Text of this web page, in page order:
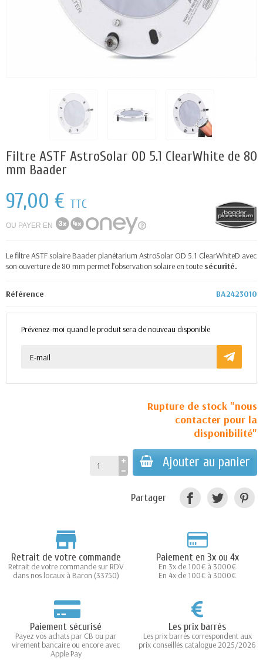
Filtre ASTF AstroSolar OD 5.1 ClearWhite de 80
mm Baader
97,00 € TTC
OU PAYER EN
Le filtre ASTF solaire Baader planétarium AstroSolar OD 5.1 ClearWhiteD avec
son ouverture de 80 mm permet l’observation solaire en toute sécurité.
Référence BA2423010
Prévenez-moi quand le produit sera de nouveau disponible
Rupture de stock "nous
contacter pour la
disponibilité"
Ajouter au panier
Partager
Retrait de votre commande
Retrait de votre commande sur RDV
dans nos locaux à Baron (33750)
Paiement en 3x ou 4x
En 3x de 100€ à 3000€
En 4x de 100€ à 3000€
Paiement sécurisé
Payez vos achats par CB ou par
virement bancaire ou encore avec
Apple Pay
Les prix barrés
Les prix barrés correspondent aux
prix conseillés catalogue 2025/2026